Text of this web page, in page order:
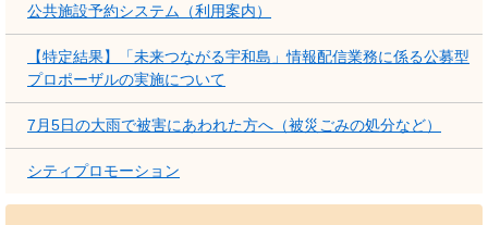
公共施設予約システム（利用案内）
【特定結果】「未来つながる宇和島」情報配信業務に係る公募型
プロポーザルの実施について
7月5日の大雨で被害にあわれた方へ（被災ごみの処分など）
シティプロモーション